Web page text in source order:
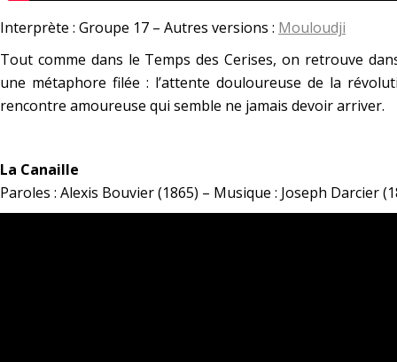
Interprète : Groupe 17 – Autres versions : Mouloudji
Tout comme dans le Temps des Cerises, on retrouve
une métaphore filée : l’attente douloureuse de la
rencontre amoureuse qui semble ne jamais devoir arriver.
La Canaille
Paroles : Alexis Bouvier (1865) – Musique : Joseph Darcier